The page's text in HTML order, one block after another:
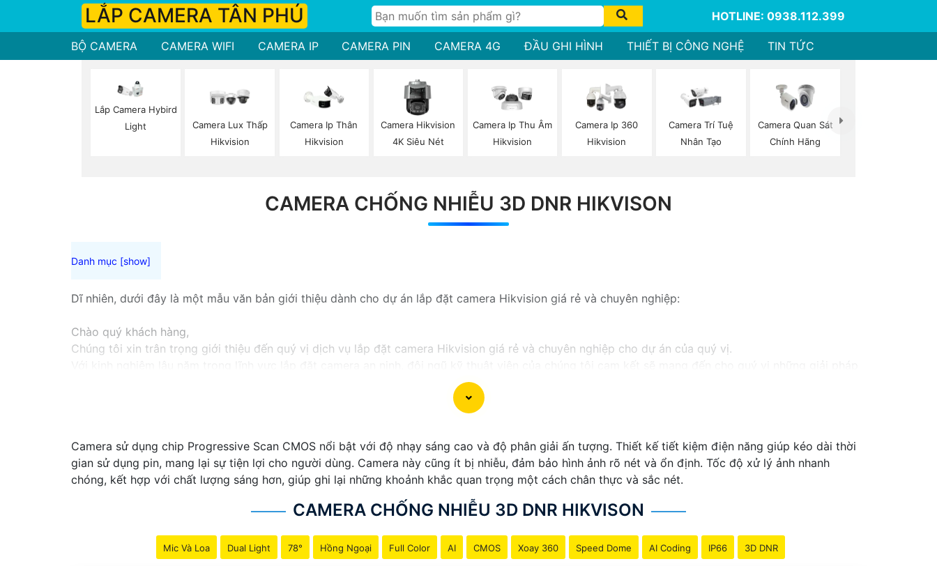
LẮP CAMERA TÂN PHÚ HOTLINE: 0938.112.399
BỘ CAMERA CAMERA WIFI CAMERA IP CAMERA PIN CAMERA 4G ĐẦU GHI HÌNH THIẾT BỊ CÔNG NGHỆ TIN TỨC
Lắp Camera Hybird
Light
Camera Lux Thấp
Hikvision
Camera Ip Thân
Hikvision
Camera Hikvision
4K Siêu Nét
Camera Ip Thu Âm
Hikvision
Camera Ip 360
Hikvision
Camera Trí Tuệ
Nhân Tạo
Camera Quan Sát
Chính Hãng
CAMERA CHỐNG NHIỄU 3D DNR HIKVISON
Dĩ nhiên, dưới đây là một mẫu văn bản giới thiệu dành cho dự án lắp đặt camera Hikvision giá rẻ và chuyên nghiệp:
Chào quý khách hàng,
Chúng tôi xin trân trọng giới thiệu đến quý vị dịch vụ lắp đặt camera Hikvision giá rẻ và chuyên nghiệp cho dự án của quý vị.
Camera của Hikvision được biết đến là một trong những thương hiệu hàng đầu thế giới về giải pháp an ninh video. Với các tính năng và công nghệ
chất lượng hình ảnh sắc nét mà còn đem đến sự tin cậy và an toàn cho dự án của quý vị.
vị.
Camera sử dụng chip Progressive Scan CMOS nổi bật với độ nhạy sáng cao và độ phân giải ấn tượng. Thiết kế tiết kiệm điện năng giúp kéo dài thời
gian sử dụng pin, mang lại sự tiện lợi cho người dùng. Camera này cũng ít bị nhiễu, đảm bảo hình ảnh rõ nét và ổn định. Tốc độ xử lý ảnh nhanh
chóng, kết hợp với chất lượng sáng hơn, giúp ghi lại những khoảnh khắc quan trọng một cách chân thực và sắc nét.
CAMERA CHỐNG NHIỄU 3D DNR HIKVISON
Mic Và Loa Dual Light 78° Hồng Ngoại Full Color AI CMOS Xoay 360 Speed Dome AI Coding IP66 3D DNR